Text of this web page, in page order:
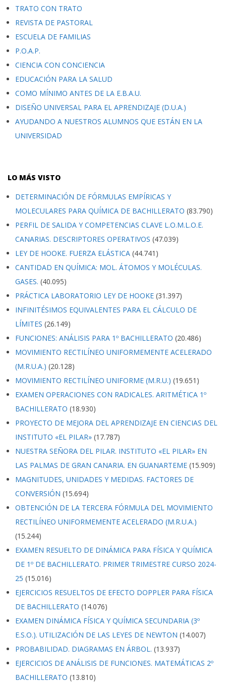
TRATO CON TRATO
REVISTA DE PASTORAL
ESCUELA DE FAMILIAS
P.O.A.P.
CIENCIA CON CONCIENCIA
EDUCACIÓN PARA LA SALUD
COMO MÍNIMO ANTES DE LA E.B.A.U.
DISEÑO UNIVERSAL PARA EL APRENDIZAJE (D.U.A.)
AYUDANDO A NUESTROS ALUMNOS QUE ESTÁN EN LA
UNIVERSIDAD
LO MÁS VISTO
DETERMINACIÓN DE FÓRMULAS EMPÍRICAS Y
MOLECULARES PARA QUÍMICA DE BACHILLERATO (83.790)
PERFIL DE SALIDA Y COMPETENCIAS CLAVE L.O.M.L.O.E.
CANARIAS. DESCRIPTORES OPERATIVOS (47.039)
LEY DE HOOKE. FUERZA ELÁSTICA (44.741)
CANTIDAD EN QUÍMICA: MOL. ÁTOMOS Y MOLÉCULAS.
GASES. (40.095)
PRÁCTICA LABORATORIO LEY DE HOOKE (31.397)
INFINITÉSIMOS EQUIVALENTES PARA EL CÁLCULO DE
LÍMITES (26.149)
FUNCIONES: ANÁLISIS PARA 1º BACHILLERATO (20.486)
MOVIMIENTO RECTILÍNEO UNIFORMEMENTE ACELERADO
(M.R.U.A.) (20.128)
MOVIMIENTO RECTILÍNEO UNIFORME (M.R.U.) (19.651)
EXAMEN OPERACIONES CON RADICALES. ARITMÉTICA 1º
BACHILLERATO (18.930)
PROYECTO DE MEJORA DEL APRENDIZAJE EN CIENCIAS DEL
INSTITUTO «EL PILAR» (17.787)
NUESTRA SEÑORA DEL PILAR. INSTITUTO «EL PILAR» EN
LAS PALMAS DE GRAN CANARIA. EN GUANARTEME (15.909)
MAGNITUDES, UNIDADES Y MEDIDAS. FACTORES DE
CONVERSIÓN (15.694)
OBTENCIÓN DE LA TERCERA FÓRMULA DEL MOVIMIENTO
RECTILÍNEO UNIFORMEMENTE ACELERADO (M.R.U.A.)
(15.244)
EXAMEN RESUELTO DE DINÁMICA PARA FÍSICA Y QUÍMICA
DE 1º DE BACHILLERATO. PRIMER TRIMESTRE CURSO 2024-
25 (15.016)
EJERCICIOS RESUELTOS DE EFECTO DOPPLER PARA FÍSICA
DE BACHILLERATO (14.076)
EXAMEN DINÁMICA FÍSICA Y QUÍMICA SECUNDARIA (3º
E.S.O.). UTILIZACIÓN DE LAS LEYES DE NEWTON (14.007)
PROBABILIDAD. DIAGRAMAS EN ÁRBOL. (13.937)
EJERCICIOS DE ANÁLISIS DE FUNCIONES. MATEMÁTICAS 2º
BACHILLERATO (13.810)